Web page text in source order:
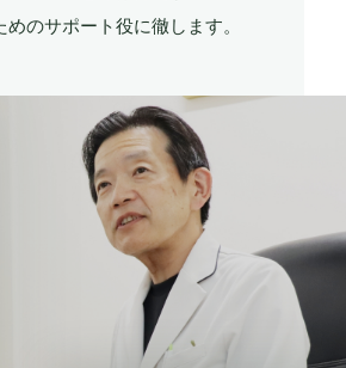
のサポート役に徹します。